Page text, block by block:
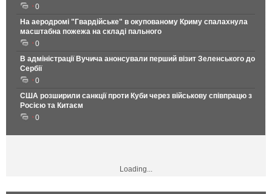
0
На аеродромі "Гвардійське" в окупованому Криму спалахнула
масштабна пожежа на складі пального
0
В адміністрації Вучича анонсували перший візит Зеленського до
Сербії
0
США розширили санкції проти Куби через військову співпрацю з
Росією та Китаєм
0
Loading...